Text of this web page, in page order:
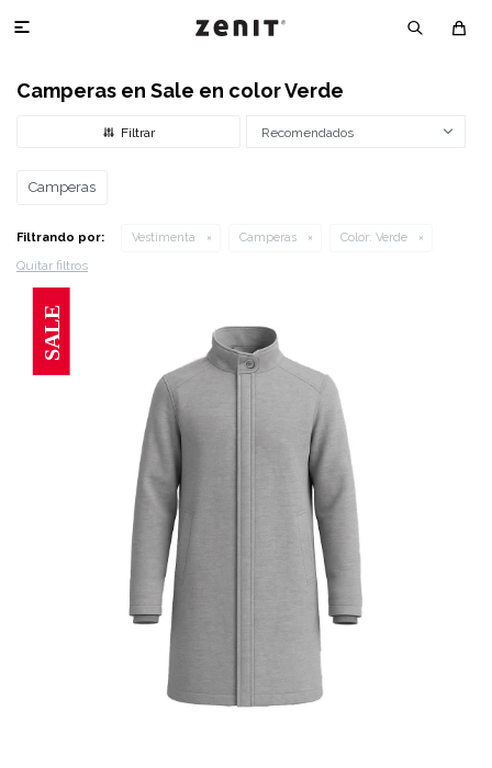

Camperas en Sale en color Verde
Recomendados
Camperas
Filtrando por: Vestimenta Camperas Color: Verde
Quitar filtros